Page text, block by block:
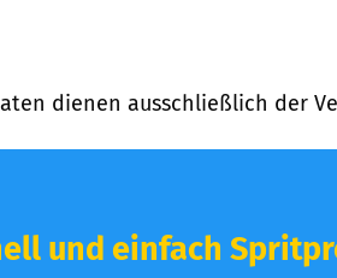
dienen ausschließlich der
und einfach